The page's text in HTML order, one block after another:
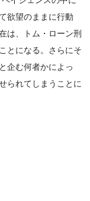
欲望のままに行動
は、トム・ローン刑
とになる。さらにそ
企む何者かによっ
られてしまうことに